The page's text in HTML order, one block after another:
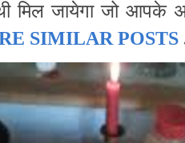
मिल जायेगा जो आपके
SIMILAR POSTS